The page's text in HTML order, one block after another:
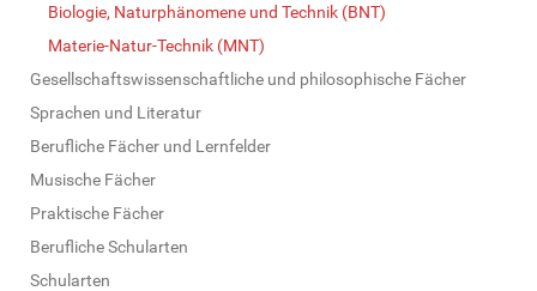
Biologie, Naturphänomene und Technik (BNT)
Materie-Natur-Technik (MNT)
Gesellschaftswissenschaftliche und philosophische Fächer
Sprachen und Literatur
Berufliche Fächer und Lernfelder
Musische Fächer
Praktische Fächer
Berufliche Schularten
Schularten